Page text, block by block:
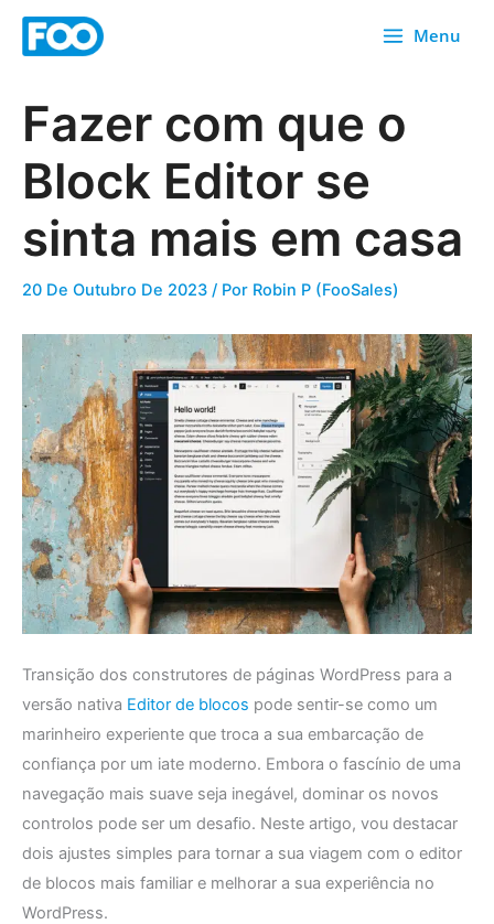
Saltar
conteúdo
Menu
Fazer com que o
Block Editor se
sinta mais em casa
20 De Outubro De 2023 / Por Robin P (FooSales)
Transição dos construtores de páginas WordPress para a
versão nativa Editor de blocos pode sentir-se como um
marinheiro experiente que troca a sua embarcação de
confiança por um iate moderno. Embora o fascínio de uma
navegação mais suave seja inegável, dominar os novos
controlos pode ser um desafio. Neste artigo, vou destacar
dois ajustes simples para tornar a sua viagem com o editor
de blocos mais familiar e melhorar a sua experiência no
WordPress.